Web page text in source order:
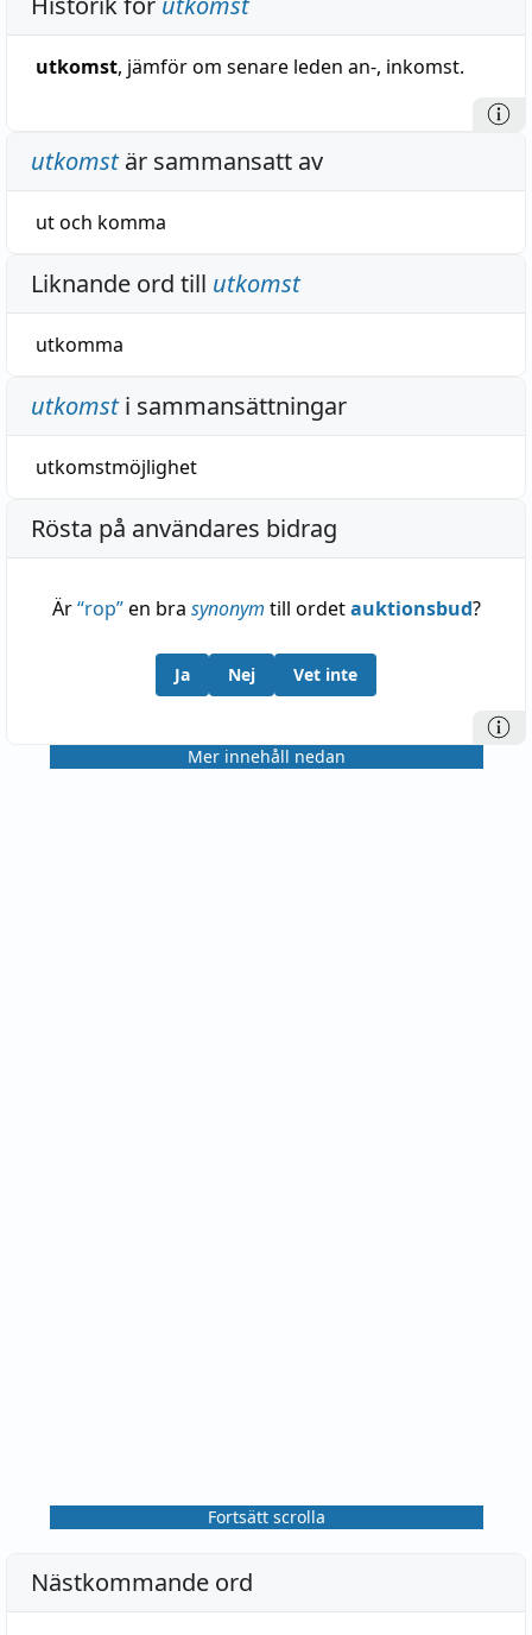
utkomst, jämför om senare leden an-, inkomst.
utkomstär sammansatt av
utoch komma
Liknande ord till utkomst
utkomma
utkomsti sammansättningar
utkomstmöjlighet
Rösta på användares bidrag
Är“rop”en bra synonym till ordetauktionsbud?
Ja Nej Vet inte
Mer innehåll nedan
Fortsätt scrolla
Nästkommande ord